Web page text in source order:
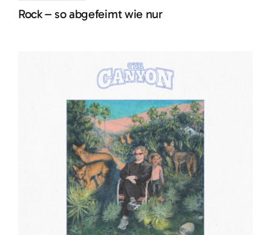
Rock – so abgefeimt wie nur